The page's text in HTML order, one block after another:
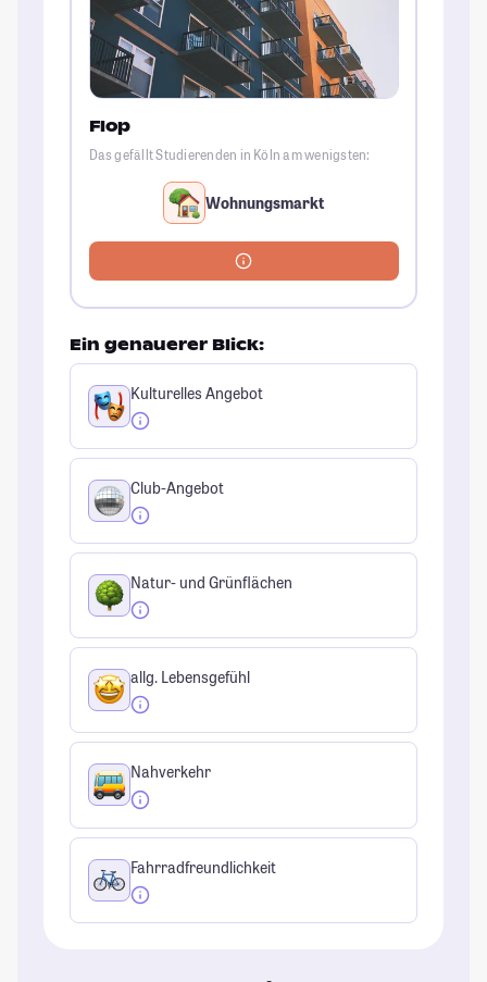
Flop
Das gefällt Studierenden in Köln am wenigsten:
Wohnungsmarkt
Ein genauerer Blick:
Kulturelles Angebot
Club-Angebot
Natur- und Grünflächen
allg. Lebensgefühl
Nahverkehr
Fahrradfreundlichkeit